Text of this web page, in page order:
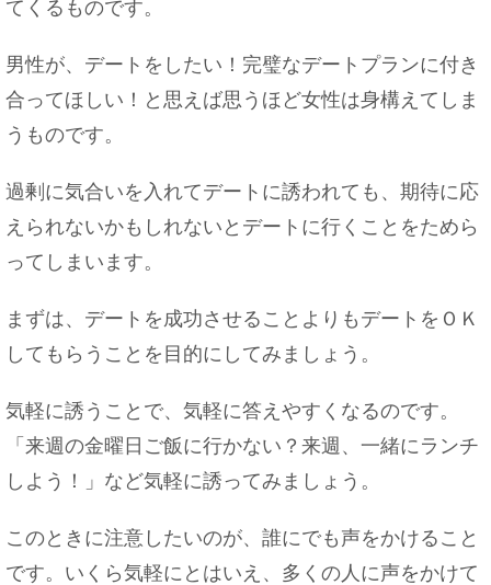
夫が無職。こんな時、夫を妻の扶養にすることが
車がもし定員オーバーで交通事故を起こした場合
の保険金の謎
父子家庭の息子や娘はどんな性格に育つ？片親の
子の特徴とは
車のペダルにペダルカバーを取り付けよう！その
やり方を解説！
てくるものです。
男性が、デートをしたい！完璧なデートプランに付き
合ってほしい！と思えば思うほど女性は身構えてしま
うものです。
過剰に気合いを入れてデートに誘われても、期待に応
えられないかもしれないとデートに行くことをためら
ってしまいます。
まずは、デートを成功させることよりもデートをＯＫ
してもらうことを目的にしてみましょう。
気軽に誘うことで、気軽に答えやすくなるのです。
「来週の金曜日ご飯に行かない？来週、一緒にランチ
しよう！」など気軽に誘ってみましょう。
このときに注意したいのが、誰にでも声をかけること
です。いくら気軽にとはいえ、多くの人に声をかけて